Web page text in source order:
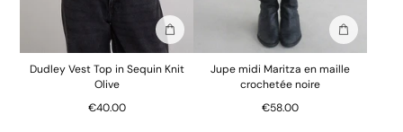
Ajouter au sac
Dudley Vest Top in Sequin Knit
Olive
€40.00
Ajouter au
Jupe midi Maritza en maille
crochetée noire
€58.00